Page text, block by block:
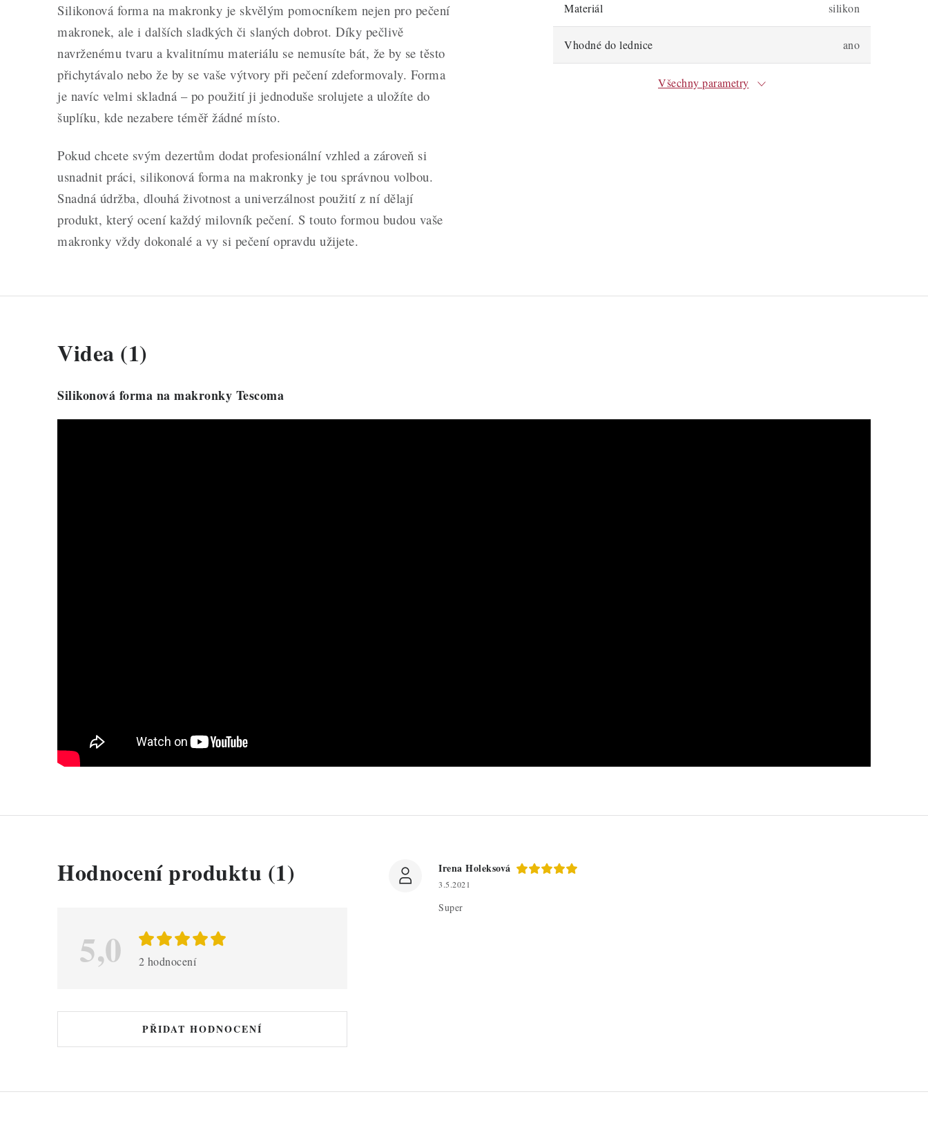
Silikonová forma na makronky je skvělým pomocníkem nejen pro pečení
makronek, ale i dalších sladkých či slaných dobrot. Díky pečlivě
navrženému tvaru a kvalitnímu materiálu se nemusíte bát, že by se těsto
přichytávalo nebo že by se vaše výtvory při pečení zdeformovaly. Forma
je navíc velmi skladná – po použití ji jednoduše srolujete a uložíte do
šuplíku, kde nezabere téměř žádné místo.
Pokud chcete svým dezertům dodat profesionální vzhled a zároveň si
usnadnit práci, silikonová forma na makronky je tou správnou volbou.
Snadná údržba, dlouhá životnost a univerzálnost použití z ní dělají
produkt, který ocení každý milovník pečení. S touto formou budou vaše
makronky vždy dokonalé a vy si pečení opravdu užijete.
Materiál silikon
Vhodné do lednice ano
Všechny parametry
Videa (1)
Silikonová forma na makronky Tescoma
Hodnocení produktu (1)
5,0 2 hodnocení
PŘIDAT HODNOCENÍ
V
o
n
c
Irena Holeksová
3.5.2021
Super